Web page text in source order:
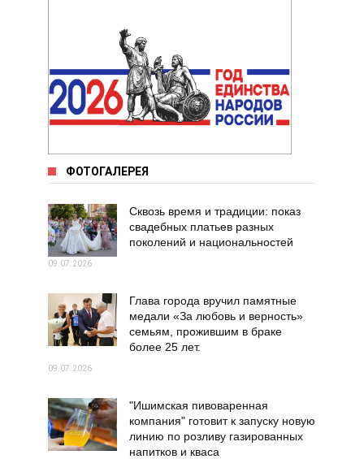
ФОТОГАЛЕРЕЯ
Сквозь время и традиции: показ
свадебных платьев разных
поколений и национальностей
09.07.2026
Глава города вручил памятные
медали «За любовь и верность»
семьям, прожившим в браке
более 25 лет.
09.07.2026
"Ишимская пивоваренная
компания" готовит к запуску новую
линию по розливу газированных
напитков и кваса